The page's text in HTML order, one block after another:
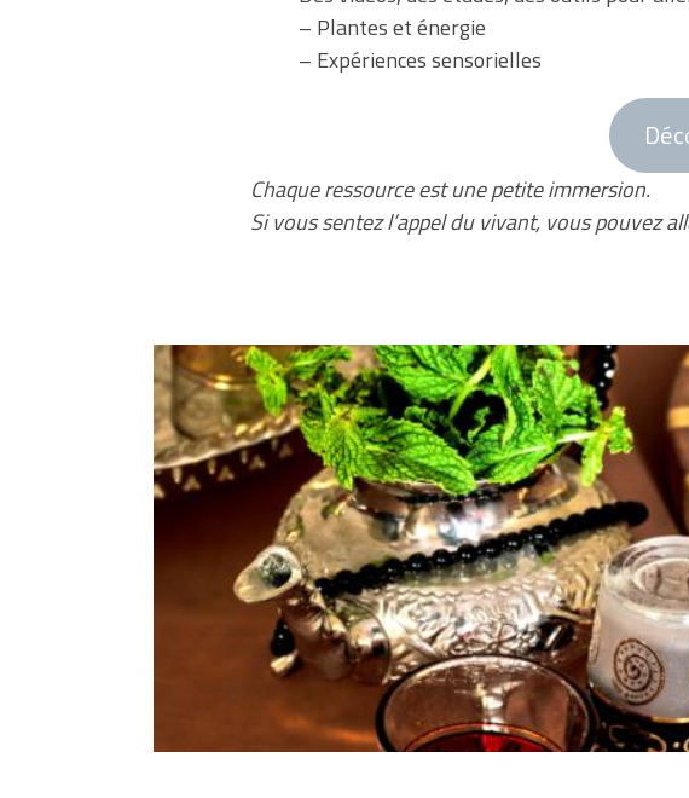
– Plantes et énergie
– Expériences sensorielles
Chaque ressource est une petite immersion.
Si vous sentez l’appel du vivant, vous pouvez